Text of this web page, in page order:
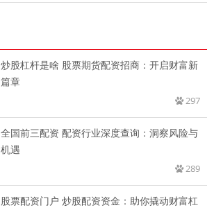
炒股杠杆是啥 股票期货配资招商：开启财富新
篇章
297
全国前三配资 配资行业深度查询：洞察风险与
机遇
289
股票配资门户 炒股配资资金：助你撬动财富杠